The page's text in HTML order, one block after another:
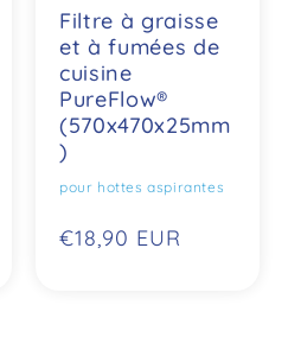
Filtre à graisse
et à fumées de
cuisine
PureFlow®
(570x470x25mm
)
pour hottes aspirantes
Prix
€18,90 EUR